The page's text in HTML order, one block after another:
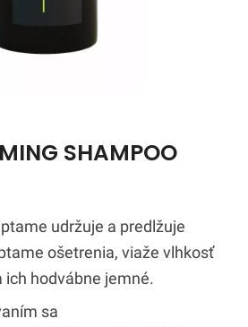
SHAMPOO
udržuje a predlžuje
ošetrenia, viaže vlhkosť
ich hodvábne jemné.
sa